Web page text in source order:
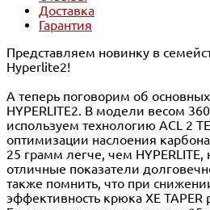
Доставка
Гарантия
Представляем новинку в
Hyperlite2!
А теперь поговорим об
HYPERLITE2. В модели весом
используем технологию ACL 2
оптимизации наслоения
25 грамм легче, чем HYPERLITE,
отличные показатели
также помнить, что при
эффективность крюка XE TAPER